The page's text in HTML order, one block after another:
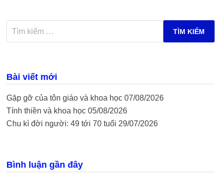
Tìm
kiếm
Bài viết mới
Gặp gỡ của tôn giáo và khoa học 07/08/2026
Tính thiền và khoa học 05/08/2026
Chu kì đời người: 49 tới 70 tuổi 29/07/2026
Bình luận gần đây